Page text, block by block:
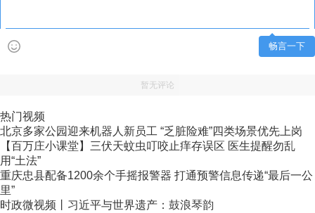
畅言一下
暂无评论
热门视频
北京多家公园迎来机器人新员工 “乏脏险难”四类场景优先上岗
【百万庄小课堂】三伏天蚊虫叮咬止痒存误区 医生提醒勿乱
用“土法”
重庆忠县配备1200余个手摇报警器 打通预警信息传递“最后一公
里”
时政微视频丨习近平与世界遗产：鼓浪琴韵